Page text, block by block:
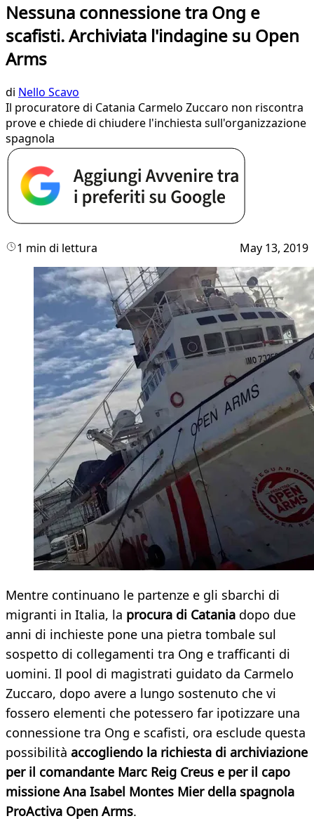
Nessuna connessione tra Ong e
scafisti. Archiviata l'indagine su Open
Arms
di Nello Scavo
Il procuratore di Catania Carmelo Zuccaro non riscontra
prove e chiede di chiudere l'inchiesta sull'organizzazione
spagnola
1 min di lettura May 13, 2019
Mentre continuano le partenze e gli sbarchi di
migranti in Italia, la procura di Catania dopo due
anni di inchieste pone una pietra tombale sul
sospetto di collegamenti tra Ong e trafficanti di
uomini. Il pool di magistrati guidato da Carmelo
Zuccaro, dopo avere a lungo sostenuto che vi
fossero elementi che potessero far ipotizzare una
connessione tra Ong e scafisti, ora esclude questa
possibilità accogliendo la richiesta di archiviazione
per il comandante Marc Reig Creus e per il capo
missione Ana Isabel Montes Mier della spagnola
ProActiva Open Arms.